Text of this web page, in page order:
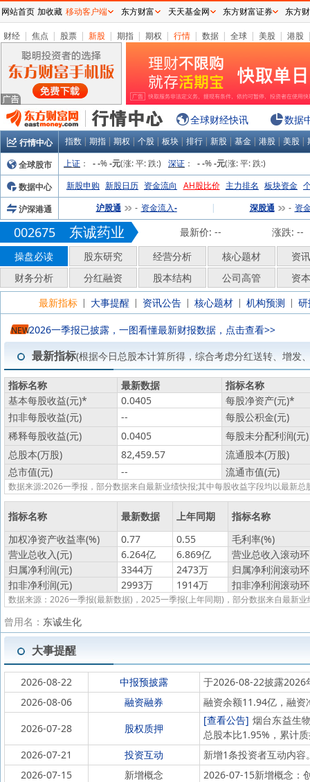
财经 | 焦点 | 股票 | 新股 | 期指 | 期权 | 行情 | 数据 | 全球 | 美股 | 港股
全球财经快讯 数据
行情中心 指数 | 期指 | 期权 | 个股 | 板块 | 排行 | 新股 | 基金 | 港股 | 美股 |
全球股市
上证 ： - -% -元(涨:平:跌:) 深证 ： - -% -元(涨:平:跌:)
数据中心
新股申购 新股日历 资金流向 AH股比价 主力排名 板块资金
沪深港通
沪股通 - 资金流入- | 深股通 - 资
002675 东诚药业 最新价: -- 涨跌: --
操盘必读
股东研究 经营分析 核心题材
资
财务分析
分红融资 股本结构 公司高管
资
最新指标 | 大事提醒 | 资讯公告 | 核心题材 | 机构预测 |
NEW2026一季报已披露，一图看懂最新财报数据，点击查看>>
最新指标(根据今日总股本计算所得，综合考虑分红送转、增发
指标名称 最新数据
指标名称
基本每股收益(元)* 0.0405 每股净资产(元)*
扣非每股收益(元)
--
每股公积金(元)
稀释每股收益(元)
0.0405
每股未分配利润(元)
总股本(万股)
82,459.57
流通股本(万股)
总市值(元)
-- 流通市值(元)
数据来源:2026一季报，部分数据来自最新业绩快报;其中每股收益字段均以最新
指标名称 最新数据 上年同期
指标名称
加权净资产收益率(%)
0.77 0.55
毛利率(%)
营业总收入(元)
6.264亿 6.869亿
营业总收入滚动
归属净利润(元)
3344万 2473万
归属净利润滚动
扣非净利润(元)
2993万 1914万 扣非净利润滚动
数据来源：2026一季报(最新数据)，2025一季报(上年同期)，部分数据来自最新业
曾用名： 东诚生化
大事提醒
2026-08-22 中报预披露
于2026-08-22披露2026
2026-08-06
融资融券
融资余额11.94亿，融资
2026-07-28
股权质押
[查看公告] 烟台东益生
总股本比1.95%，累计
2026-07-21
投资互动
新增1条投资者互动内容
2026-07-15
新增概念 2026-07-15新增概念：
网站首页 加收藏 移动客户端 东方财富 天天基金网 东方财富证券 东方